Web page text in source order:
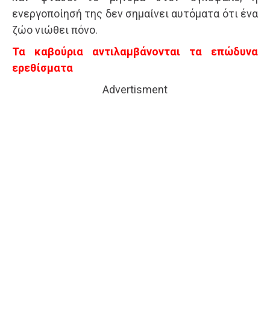
ενεργοποίησή της δεν σημαίνει αυτόματα ότι ένα
ζώο νιώθει πόνο.
Τα καβούρια αντιλαμβάνονται τα επώδυνα
ερεθίσματα
Advertisment